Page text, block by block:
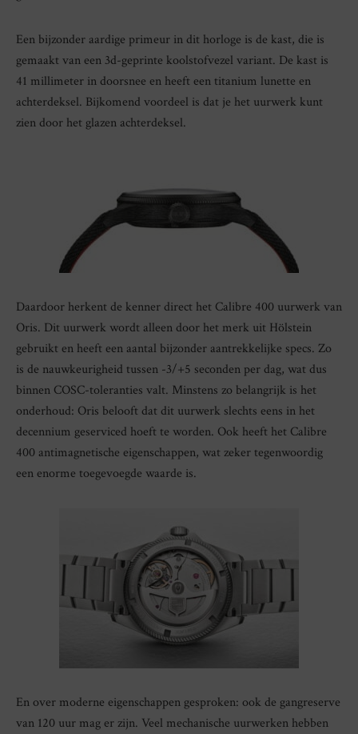
Een bijzonder aardige primeur in dit horloge is de kast, die is
gemaakt van een 3d-geprinte koolstofvezel variant. De kast is
41 millimeter in doorsnee en heeft een titanium lunette en
achterdeksel. Bijkomend voordeel is dat je het uurwerk kunt
zien door het glazen achterdeksel.
Daardoor herkent de kenner direct het Calibre 400 uurwerk van
Oris. Dit uurwerk wordt alleen door het merk uit Hölstein
gebruikt en heeft een aantal bijzonder aantrekkelijke specs. Zo
is de nauwkeurigheid tussen -3/+5 seconden per dag, wat dus
binnen COSC-toleranties valt. Minstens zo belangrijk is het
onderhoud: Oris belooft dat dit uurwerk slechts eens in het
decennium geserviced hoeft te worden. Ook heeft het Calibre
400 antimagnetische eigenschappen, wat zeker tegenwoordig
een enorme toegevoegde waarde is.
En over moderne eigenschappen gesproken: ook de gangreserve
van 120 uur mag er zijn. Veel mechanische uurwerken hebben